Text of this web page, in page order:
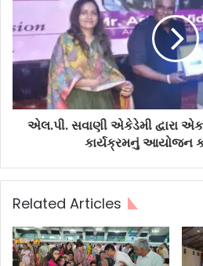
એલ.પી. સવાણી એકેડેમી દ્વારા
કાર્યક્રમનું આયોજન
Related Articles